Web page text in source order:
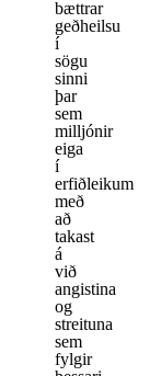
bættrar
geðheilsu
í
sögu
sinni
þar
sem
milljónir
eiga
í
erfiðleikum
með
að
takast
á
við
angistina
og
streituna
sem
fylgir